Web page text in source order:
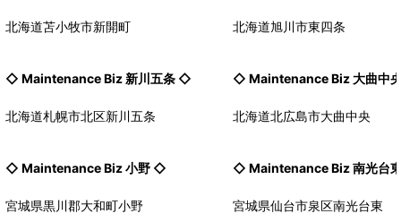
北海道苫小牧市新開町 北海道旭川市東四条
◇ Maintenance Biz新川五条 ◇
北海道札幌市北区新川五条
◇ Maintenance Biz大曲中
北海道北広島市大曲中央
◇ Maintenance Biz小野 ◇
宮城県黒川郡大和町小野
◇ Maintenance Biz南光台
宮城県仙台市泉区南光台東